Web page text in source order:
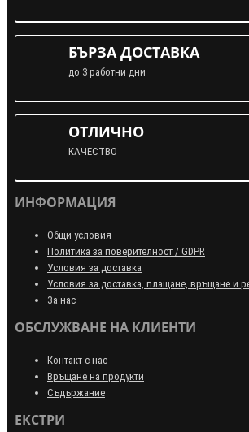
БЪРЗА ДОСТАВКА
до 3 работни дни
ОТЛИЧНО
КАЧЕСТВО
ИНФОРМАЦИЯ
Общи условия
Политика за поверителност / GDPR
Условия за доставка
Условия за доставка, плащане, връщане и
За нас
ОБСЛУЖВАНЕ НА КЛИЕНТИ
Контакт с нас
Връщане на продукти
Съдържание
ЕКСТРИ